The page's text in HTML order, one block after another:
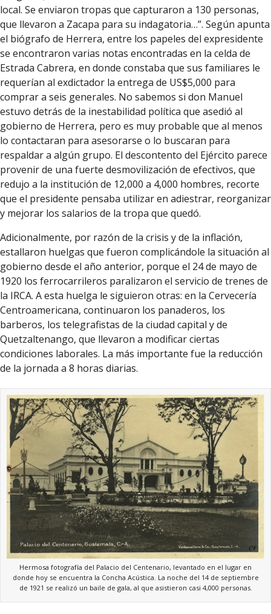
local. Se enviaron tropas que capturaron a 130 personas,
que llevaron a Zacapa para su indagatoria…”. Según apunta
el biógrafo de Herrera, entre los papeles del expresidente
se encontraron varias notas encontradas en la celda de
Estrada Cabrera, en donde constaba que sus familiares le
requerían al exdictador la entrega de US$5,000 para
comprar a seis generales. No sabemos si don Manuel
estuvo detrás de la inestabilidad política que asedió al
gobierno de Herrera, pero es muy probable que al menos
lo contactaran para asesorarse o lo buscaran para
respaldar a algún grupo. El descontento del Ejército parece
provenir de una fuerte desmovilización de efectivos, que
redujo a la institución de 12,000 a 4,000 hombres, recorte
que el presidente pensaba utilizar en adiestrar, reorganizar
y mejorar los salarios de la tropa que quedó.
Adicionalmente, por razón de la crisis y de la inflación,
estallaron huelgas que fueron complicándole la situación al
gobierno desde el año anterior, porque el 24 de mayo de
1920 los ferrocarrileros paralizaron el servicio de trenes de
la IRCA. A esta huelga le siguieron otras: en la Cervecería
Centroamericana, continuaron los panaderos, los
barberos, los telegrafistas de la ciudad capital y de
Quetzaltenango, que llevaron a modificar ciertas
condiciones laborales. La más importante fue la reducción
de la jornada a 8 horas diarias.
Hermosa fotografía del Palacio del Centenario, levantado en el lugar en
donde hoy se encuentra la Concha Acústica. La noche del 14 de septiembre
de 1921 se realizó un baile de gala, al que asistieron casi 4,000 personas.